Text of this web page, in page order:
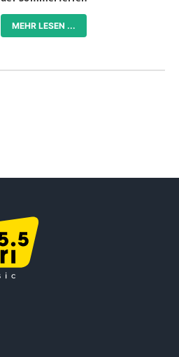
MEHR LESEN ...